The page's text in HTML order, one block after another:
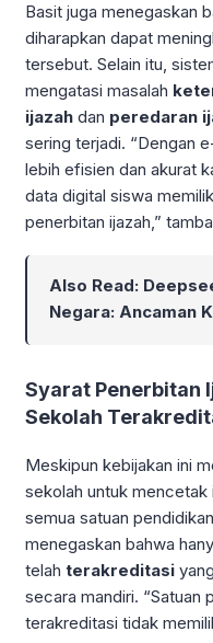
Basit juga menegaskan
diharapkan dapat
tersebut. Selain itu,
mengatasi masalah
ijazah dan peredaran
sering terjadi. “Dengan
lebih efisien dan akurat
data digital siswa
penerbitan ijazah,”
Also Read:
Negara: Ancaman
Syarat Penerbitan
Sekolah
Meskipun kebijakan ini
sekolah untuk mencetak
semua satuan
menegaskan bahwa
telah terakreditasi
secara mandiri. “Satuan
terakreditasi tidak